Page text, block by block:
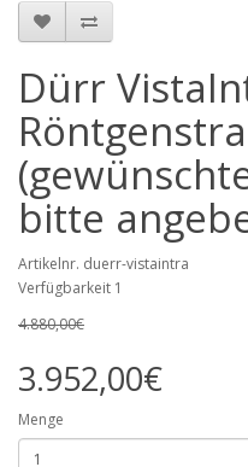
Dürr
bitte
Artikelnr. duerr-vistaintra
Verfügbarkeit 1
4.880,00€
3.952,00€
Menge